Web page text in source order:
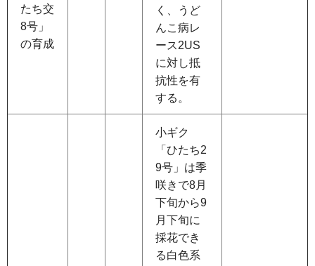
たち交
8号」
の育成
く、うど
んこ病レ
ース2US
に対し抵
抗性を有
する。
小ギク
「ひたち2
9号」は季
咲きで8月
下旬から9
月下旬に
採花でき
る白色系